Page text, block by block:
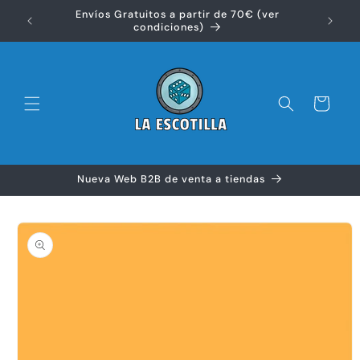
directamenteEnvíos Gratuitos a partir de 70€ (ver
condiciones)
Carrito
Nueva Web B2B de venta a tiendas
directamente
a la
información